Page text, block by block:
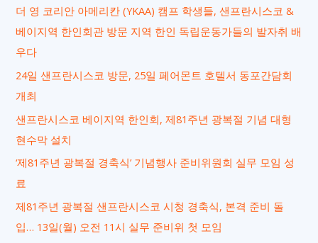
더 영 코리안 아메리칸 (YKAA) 캠프 학생들, 샌프란시스코 &
베이지역 한인회관 방문 지역 한인 독립운동가들의 발자취 배
우다
24일 샌프란시스코 방문, 25일 페어몬트 호텔서 동포간담회
개최
샌프란시스코 베이지역 한인회, 제81주년 광복절 기념 대형
현수막 설치
‘제81주년 광복절 경축식’ 기념행사 준비위원회 실무 모임 성
료
제81주년 광복절 샌프란시스코 시청 경축식, 본격 준비 돌
입… 13일(월) 오전 11시 실무 준비위 첫 모임